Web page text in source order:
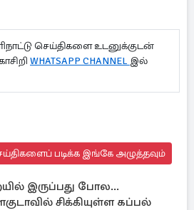
செய்திகளை உடனுக்குடன்
WHATSAPP CHANNEL இல்
படிக்க இங்கே அழுத்தவும்
இருப்பது போல...
சிக்கியுள்ள கப்பல்